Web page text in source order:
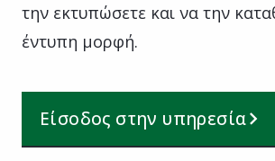
την εκτυπώσετε και να την
έντυπη μορφή.
Είσοδος στην υπηρεσία